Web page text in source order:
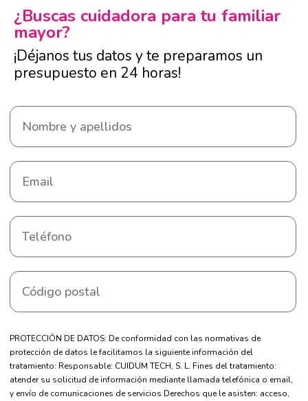
¿Buscas cuidadora para tu familiar
mayor?
¡Déjanos tus datos y te preparamos un
presupuesto en 24 horas!
PROTECCIÓN DE DATOS: De conformidad con las normativas de
protección de datos le facilitamos la siguiente información del
tratamiento: Responsable: CUIDUM TECH, S. L. Fines del tratamiento:
atender su solicitud de información mediante llamada telefónica o email,
y envío de comunicaciones de servicios Derechos que le asisten: acceso,